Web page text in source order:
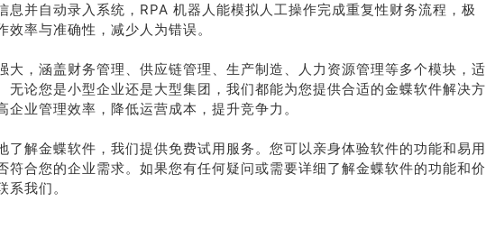
息并自动录入系统，RPA 机器人能模拟人工操作完成重复性财务流程，极
效率与准确性，减少人为错误。
大，涵盖财务管理、供应链管理、生产制造、人力资源管理等多个模块，适
无论您是小型企业还是大型集团，我们都能为您提供合适的金蝶软件解决方
企业管理效率，降低运营成本，提升竞争力。
了解金蝶软件，我们提供免费试用服务。您可以亲身体验软件的功能和易用
符合您的企业需求。如果您有任何疑问或需要详细了解金蝶软件的功能和价
系我们。